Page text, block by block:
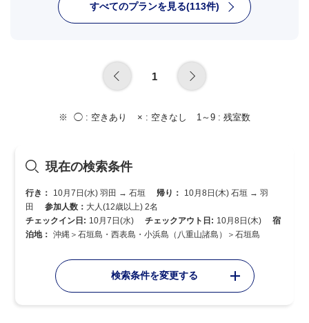
すべてのプランを見る(113件)
1
◯ : 空きあり × : 空きなし 1～9 : 残室数
現在の検索条件
行き： 10月7日(水) 羽田 → 石垣 帰り：
10月8日(木) 石垣 → 羽
田
参加人数： 大人(12歳以上) 2名
チェックイン日: 10月7日(水) チェックアウト日: 10月8日(木)
宿
泊地： 沖縄＞石垣島・西表島・小浜島（八重山諸島）＞石垣島
検索条件を変更する